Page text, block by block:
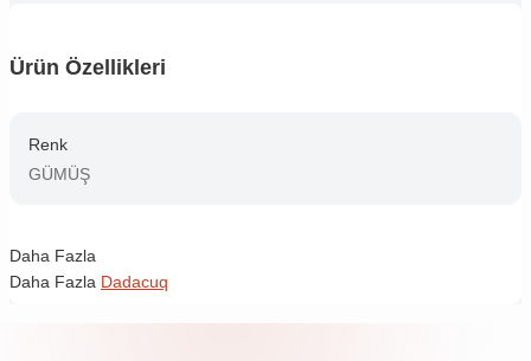
Ürün Özellikleri
Renk
GÜMÜŞ
Daha Fazla
Daha Fazla Dadacuq